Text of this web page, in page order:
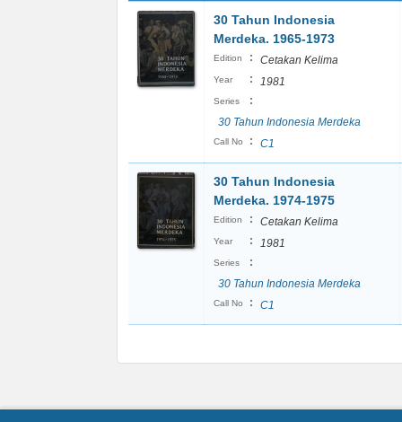
30 Tahun Indonesia
Merdeka. 1965-1973
Edition : Cetakan Kelima
Year : 1981
Series
:
30 Tahun Indonesia Merdeka
Call No : C1
30 Tahun Indonesia
Merdeka. 1974-1975
Edition : Cetakan Kelima
Year : 1981
Series
:
30 Tahun Indonesia Merdeka
Call No : C1